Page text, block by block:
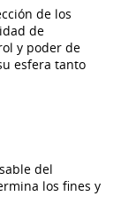
de los
de
y poder de
esfera tanto
del
los fines y